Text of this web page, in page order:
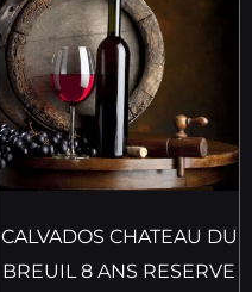
CALVADOS CHATEAU DU
BREUIL 8 ANS RESERVE